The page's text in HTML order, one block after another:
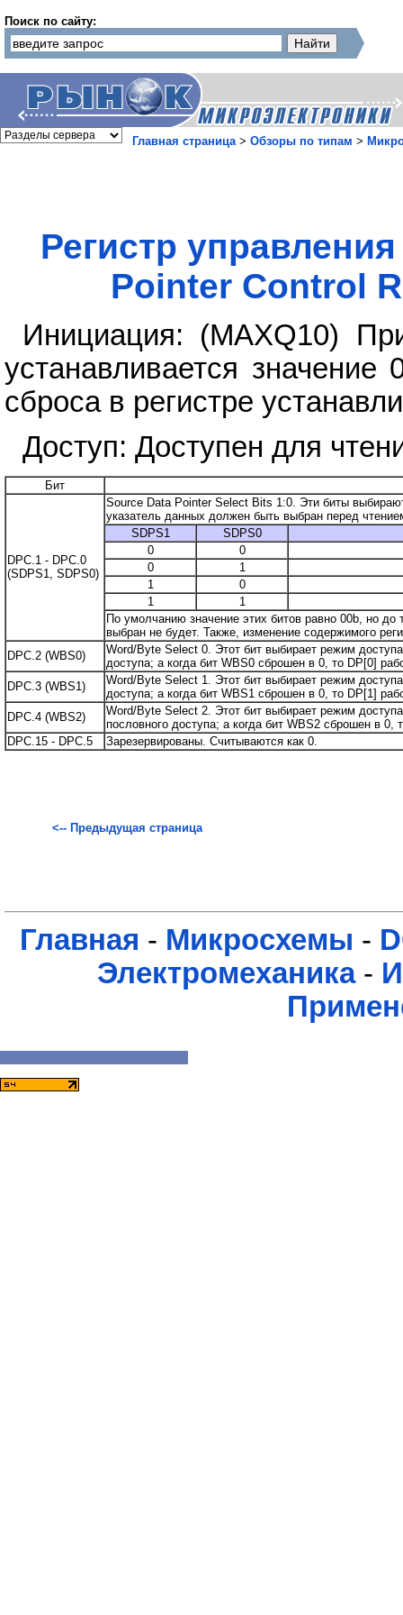
Поиск по сайту:
Главная страница> Обзоры по типам >
Регистр
Pointer Control
Инициация: (MAXQ10)
устанавливается
сброса в регистре
Доступ: Доступен для
Бит
DPC.1 - DPC.0
(SDPS1, SDPS0)
Source Data Pointer Select Bits 1:0. Эти биты
указатель данных должен быть выбран перед
SDPS1
SDPS0
0
0
0
1
1
0
1
1
По умолчанию значение этих битов равно 00b, но до
выбран не будет. Также, изменение содержимого
DPC.2 (WBS0)
Word/Byte Select 0. Этот бит выбирает режим
доступа; а когда бит WBS0 сброшен в 0, то DP[0]
DPC.3 (WBS1)
Word/Byte Select 1. Этот бит выбирает режим
доступа; а когда бит WBS1 сброшен в 0, то DP[1]
DPC.4 (WBS2)
Word/Byte Select 2. Этот бит выбирает режим
пословного доступа; а когда бит WBS2 сброшен в
DPC.15 - DPC.5
Зарезервированы. Считываются как 0.
<-- Предыдущая страница
Главная - Микросхемы -
Электромеханика-